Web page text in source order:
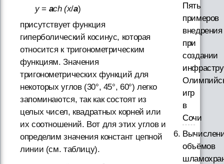
y= ach (x/a)
присутствует функция
гиперболический косинус, которая
относится к тригонометрическим
функциям. Значения
тригонометрических функций для
некоторых углов (30°, 45°, 60°) легко
запоминаются, так как состоят из
целых чисел, квадратных корней или
их соотношений. Вот для этих углов и
определим значения констант цепной
линии (см. таблицу).
Пять
примеров
внедрения
при
создании
игр
в
Сочи
объёмов